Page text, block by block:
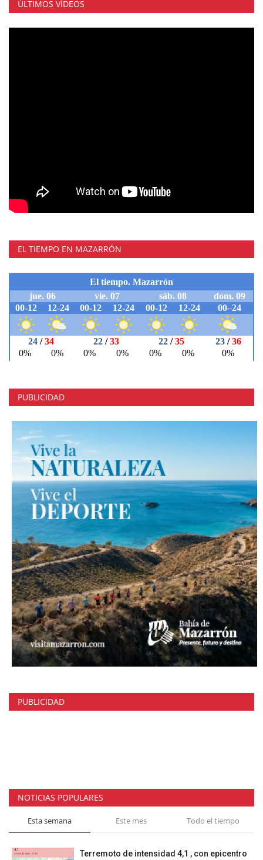
ÚLTIMOS VÍDEOS
EL TIEMPO EN MAZARRÓN
PUBLICIDAD
PUBLICIDAD
NOTICIAS POPULARES
Esta semana Este mes Todo el tiempo
Terremoto de intensidad 4,1 , con epicentro